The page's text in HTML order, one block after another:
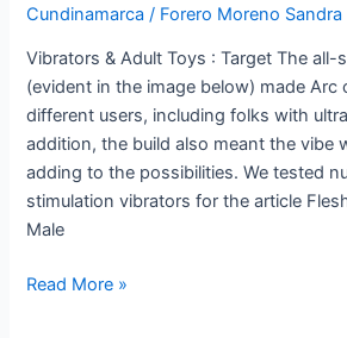
Cundinamarca / Forero Moreno Sandra
Vibrators & Adult Toys : Target The all-
(evident in the image below) made Arc
different users, including folks with
addition, the build also meant the vibe
adding to the possibilities. We tested
stimulation vibrators for the article
Male
toys
couples
can
tricky
Read More »